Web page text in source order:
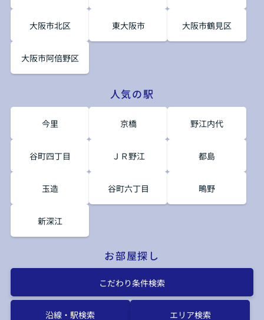
大阪市北区 東大阪市 大阪市鶴見区
大阪市阿倍野区
人気の駅
今里 京橋 野江内代
谷町四丁目 ＪＲ野江 都島
玉造 谷町六丁目 鴫野
新深江
お部屋探し
こだわり条件検索
沿線・駅検索 エリア検索